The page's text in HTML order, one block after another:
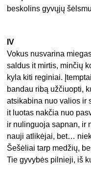
beskolins gyvųjų
IV
Vokus nusvarina
saldus it mirtis, minčių
kyla kiti reginiai.
bandau ribą užčiuopti,
atsikabina nuo valios ir
it luotas nakčia nuo
ir nulinguoja sapnan, ir
nauji atlikėjai, bet…
Šešėliai tarp medžių,
Tie gyvybės pilnieji, iš